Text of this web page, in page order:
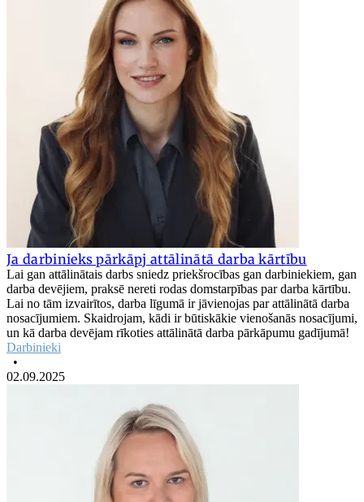
Ja darbinieks pārkāpj attālinātā darba kārtību
Lai gan attālinātais darbs sniedz priekšrocības gan darbiniekiem, gan
darba devējiem, praksē nereti rodas domstarpības par darba kārtību.
Lai no tām izvairītos, darba līgumā ir jāvienojas par attālinātā darba
nosacījumiem. Skaidrojam, kādi ir būtiskākie vienošanās nosacījumi,
un kā darba devējam rīkoties attālinātā darba pārkāpumu gadījumā!
Darbinieki
•
02.09.2025